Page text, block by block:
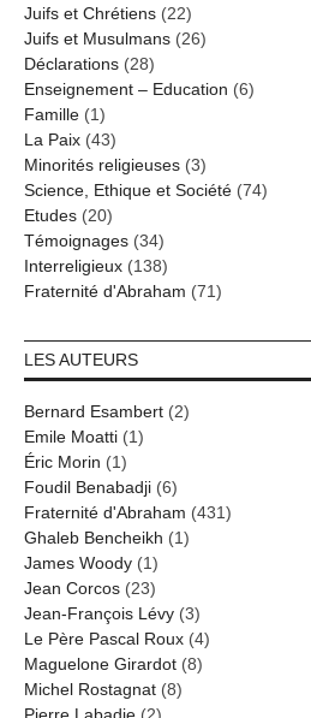
Juifs et Chrétiens (22)
Juifs et Musulmans (26)
Déclarations (28)
Enseignement – Education (6)
Famille (1)
La Paix (43)
Minorités religieuses (3)
Science, Ethique et Société (74)
Etudes (20)
Témoignages (34)
Interreligieux (138)
Fraternité d'Abraham (71)
LES AUTEURS
Bernard Esambert (2)
Emile Moatti (1)
Éric Morin (1)
Foudil Benabadji (6)
Fraternité d'Abraham (431)
Ghaleb Bencheikh (1)
James Woody (1)
Jean Corcos (23)
Jean-François Lévy (3)
Le Père Pascal Roux (4)
Maguelone Girardot (8)
Michel Rostagnat (8)